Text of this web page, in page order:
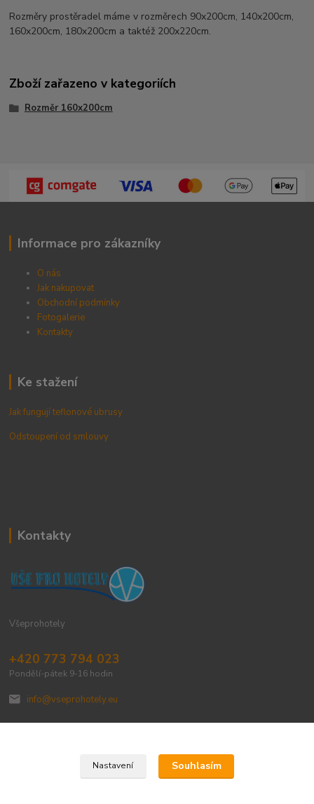
Rozměry prostěradel máme v rozměrech 90x200cm, 140x200cm,
160x200cm, 180x200cm a taktéž 200x220cm.
Zboží zařazeno v kategoriích
Rozměr 160x200cm
Informace pro zákazníky
O nás
Jak nakupovat
Obchodní podmínky
Fotogalerie
Kontakty
Ke stažení
Jak fungují teflonové ubrusy
Odstoupení od smlouvy
Kontakty
Všeprohotely
+420 773 794 023
Pondělí-pátek 9-16 hodin
info@vseprohotely.eu
Upravit sběr cookies.
Nastavení Souhlasím